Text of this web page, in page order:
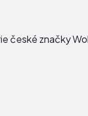
české značky